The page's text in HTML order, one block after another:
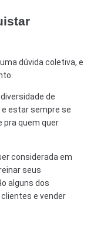
dúvida coletiva, e
de
estar sempre se
pra quem quer
considerada em
seus
alguns dos
e vender